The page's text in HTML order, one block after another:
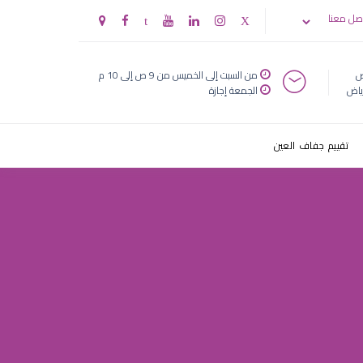
معنا
من السبت إلى الخميس من 9 ص إلى 10 م
الجمعة إجازة
تقييم جفاف العين